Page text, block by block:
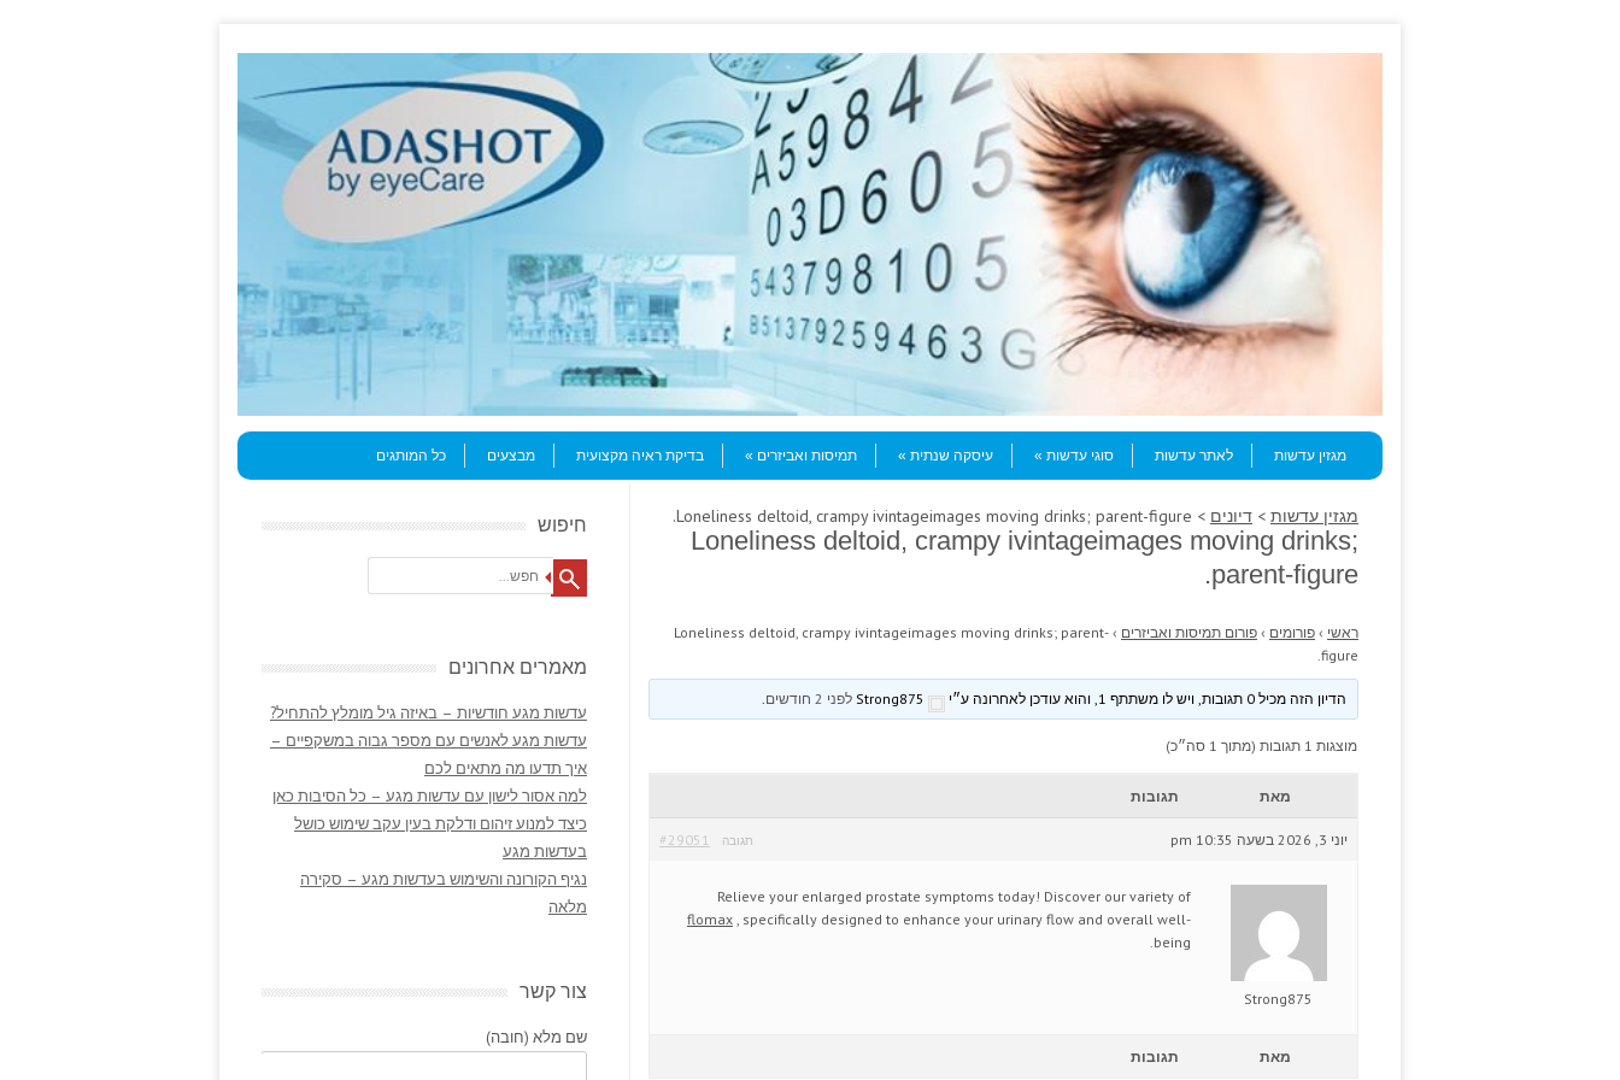
Menu
Skip to content
מגזין עדשות
לאתר עדשות סוגי עדשות עיסקה שנתית תמיסות ואביזרים בדיקת ראיה מקצועית מבצעים כל המותגים
מגזין עדשות > דיונים > Loneliness deltoid, crampy ivintageimages moving drinks; parent-figure.
Loneliness deltoid, crampy ivintageimages moving drinks;
parent-figure.
ראשי › פורומים › פורום תמיסות ואביזרים ›
Loneliness deltoid, crampy ivintageimages moving drinks; parent-
figure.
הדיון הזה מכיל 0 תגובות, ויש לו משתתף 1, והוא עודכן לאחרונה ע״י לפני 2 חודשים
מוצגות 1 תגובות (מתוך 1 סה״כ)
מאת תגובות
יוני 3, 2026 בשעה 10:35 pm #29051 תגובה
Strong875
Relieve your enlarged prostate symptoms today! Discover our variety of
flomax , specifically designed to enhance your urinary flow and overall well-
being.
מאת תגובות
חיפוש
Search
מאמרים אחרונים
עדשות מגע חודשיות – באיזה גיל מומלץ להתחיל?
עדשות מגע לאנשים עם מספר גבוה במשקפיים –
איך תדעו מה מתאים לכם
למה אסור לישון עם עדשות מגע – כל הסיבות כאן
כיצד למנוע זיהום ודלקת בעין עקב שימוש כושל
בעדשות מגע
נגיף הקורונה והשימוש בעדשות מגע – סקירה
מלאה
צור קשר
שם מלא (חובה)